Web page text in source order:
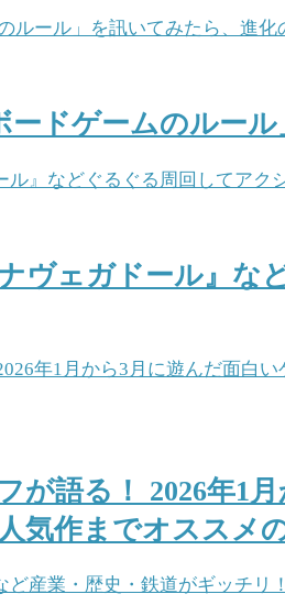
ードゲームのルー
ナヴェガドール』
が語る！ 2026年1
気作までオススメ